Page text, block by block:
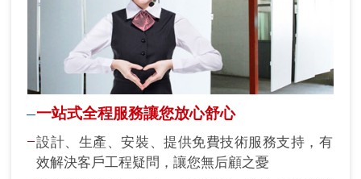
一站式全程服務讓您放心舒心
設計、生產、安裝、提供免費技術服務支持，有
效解決客戶工程疑問，讓您無后顧之憂